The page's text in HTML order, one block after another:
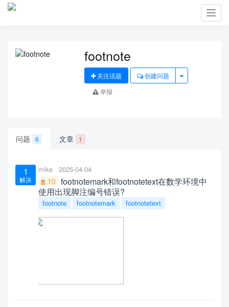
footnote
关注话题
创建问题
举报
问题 6 文章 1
1
解决
mike 2025-04-04
10 footnotemark和footnotetext在数学环境中
使用出现脚注编号错误?
footnote footnotemark footnotetext